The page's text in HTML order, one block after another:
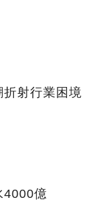
射行業困境
4000億